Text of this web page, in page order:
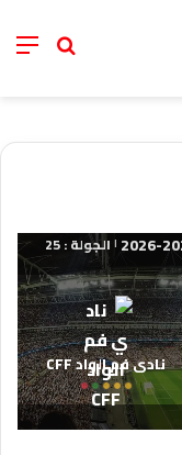
خانة
| الجولة : 25
نادي فم الواد CFF